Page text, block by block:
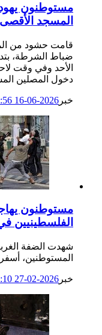
مستوطنون
المسجد
قامت حشود من
ضباط الشرطة،
الأحد وفي وقت
دخول المصلين
خبر 2026-06-16 17:56
مستوطنون
الفلسطينيين
شهدت الضفة
المستوطنين،
خبر 2026-02-27 22:10